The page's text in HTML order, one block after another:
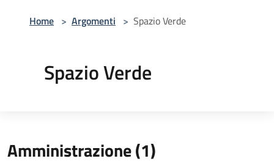
Home > Argomenti > Spazio Verde
Spazio Verde
Amministrazione (1)